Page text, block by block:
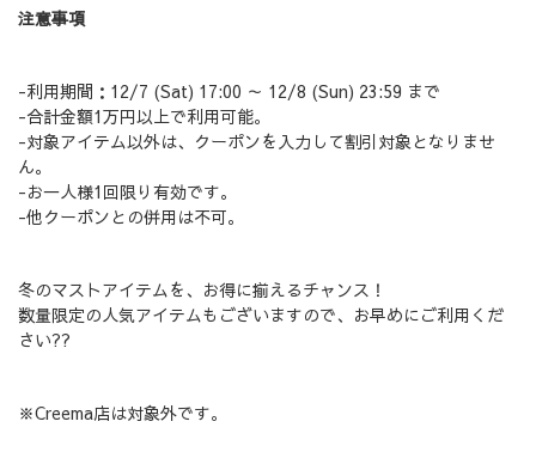
注意事項
-利用期間：12/7 (Sat) 17:00 ～ 12/8 (Sun) 23:59 まで
-合計金額1万円以上で利用可能。
-対象アイテム以外は、クーポンを入力して割引対象となりませ
ん。
-お一人様1回限り有効です。
-他クーポンとの併用は不可。
冬のマストアイテムを、お得に揃えるチャンス！
数量限定の人気アイテムもございますので、お早めにご利用くだ
さい??
※Creema店は対象外です。